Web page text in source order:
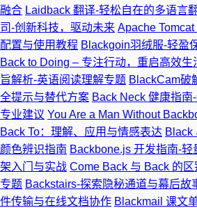
融合 Laidback 翻译-轻松自在的多语言
司-创新科技，驱动未来 Apache Tomcat
配置与使用教程 Blackgoin羽绒服-轻盈
Back to Doing – 专注行动，重启高效生
旨解析-英语阅读理解专题 BlackCam破
全提示与替代方案 Back Neck 健康指
专业建议 You Are a Man Without
Back To：理解、应用与情感表达 Black
颜色辨识指南 Backbone.js 开发指南-
架入门与实战 Come Back 与 Back 的
专题 Backstairs-探索隐秘通道与幕后故
件传输与在线文档协作 Blackmail 课文